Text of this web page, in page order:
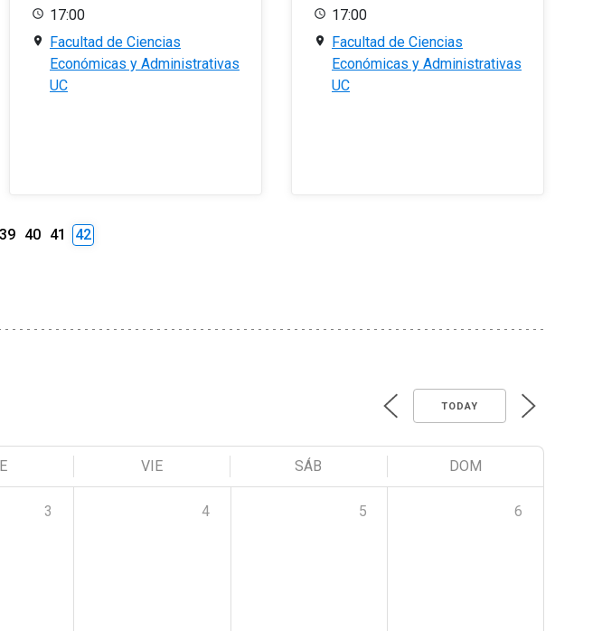
17:00
Facultad de Ciencias
Económicas y Administrativas
UC
17:00
Facultad de Ciencias
Económicas y Administrativas
UC
39 40 41 42
TODAY
VIE SÁB DOM
3 4 5 6